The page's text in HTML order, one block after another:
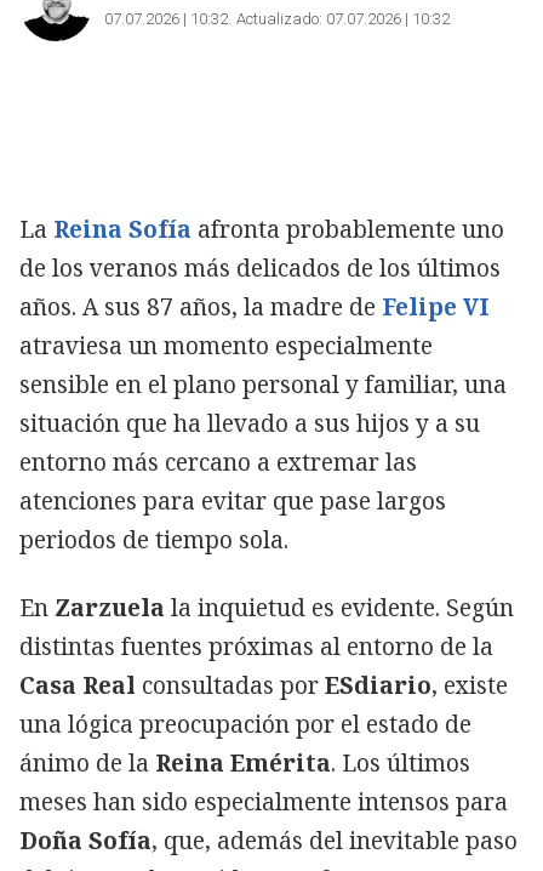
07.07.2026 | 10:32 Actualizado: 07.07.2026 | 10:32
La Reina Sofía afronta probablemente uno
de los veranos más delicados de los últimos
años. A sus 87 años, la madre de Felipe VI
atraviesa un momento especialmente
sensible en el plano personal y familiar, una
situación que ha llevado a sus hijos y a su
entorno más cercano a extremar las
atenciones para evitar que pase largos
periodos de tiempo sola.
En Zarzuela la inquietud es evidente. Según
distintas fuentes próximas al entorno de la
Casa Real consultadas porESdiario, existe
una lógica preocupación por el estado de
ánimo de la Reina Emérita. Los últimos
meses han sido especialmente intensos para
Doña Sofía, que, además del inevitable paso